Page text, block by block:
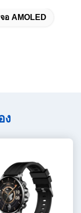
AMOLED
ง